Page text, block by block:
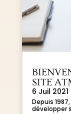
SITE
6 Juil 2021
Depuis
développer